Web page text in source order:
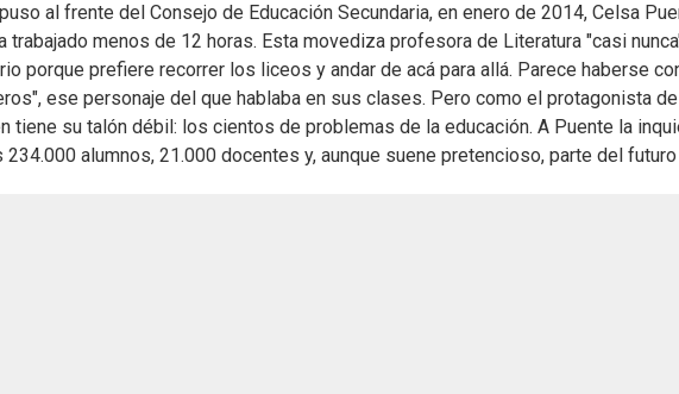
al frente del Consejo de Educación Secundaria, en enero de 2014, Celsa
trabajado menos de 12 horas. Esta movediza profesora de Literatura "casi
porque prefiere recorrer los liceos y andar de acá para allá. Parece haberse
ese personaje del que hablaba en sus clases. Pero como el protagonista
tiene su talón débil: los cientos de problemas de la educación. A Puente la
alumnos, 21.000 docentes y, aunque suene pretencioso, parte del